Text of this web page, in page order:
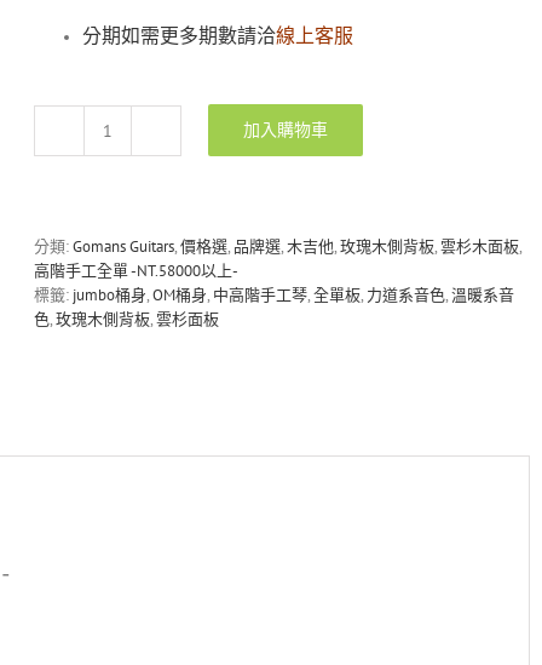
分期如需更多期數請洽線上客服
Gomans
玫
瑰
木
工
加入購物車
分類:Gomans Guitars,價格選, 品牌選,木吉他,玫瑰木側背板,雲杉木面板,
高階手工全單 -NT.58000以上-
標籤: jumbo桶身,OM桶身, 中高階手工琴,全單板, 力道系音色,溫暖系音
色,玫瑰木側背板,雲杉面板